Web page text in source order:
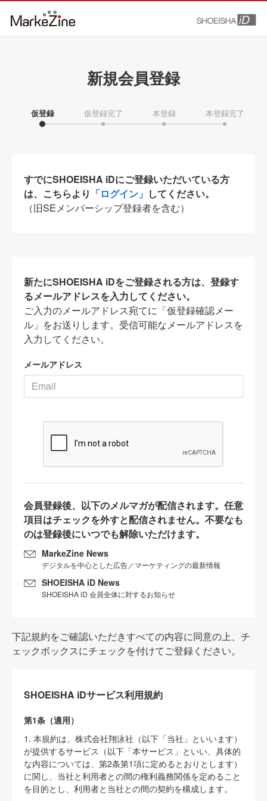
新規会員登録
仮登録 仮登録完了 本登録 本登録完了
すでにSHOEISHA iDにご登録いただいている方
は、こちらより 「ログイン」 してください。
（旧SEメンバーシップ登録者を含む）
新たにSHOEISHA iDをご登録される方は、登録す
るメールアドレスを入力してください。
ご入力のメールアドレス宛てに「仮登録確認メー
ル」をお送りします。受信可能なメールアドレスを
入力してください。
メールアドレス
会員登録後、以下のメルマガが配信されます。任意
項目はチェックを外すと配信されません。不要なも
のは登録後にいつでも解除いただけます。
MarkeZine News
デジタルを中心とした広告／マーケティングの最新情報
SHOEISHA iD News
SHOEISHA iD 会員全体に対するお知らせ
下記規約をご確認いただきすべての内容に同意の上、チ
ェックボックスにチェックを付けてご登録ください。
SHOEISHA iDサービス利用規約
第1条（適用）
1. 本規約は、株式会社翔泳社（以下「当社」といいます）
が提供するサービス（以下「本サービス」といい、具体的
な内容については、第2条第1項に定めるとおりとします）
に関し、当社と利用者との間の権利義務関係を定めること
を目的とし、利用者と当社との間の契約を構成します。